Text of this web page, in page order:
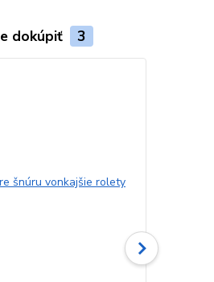
dokúpiť 3